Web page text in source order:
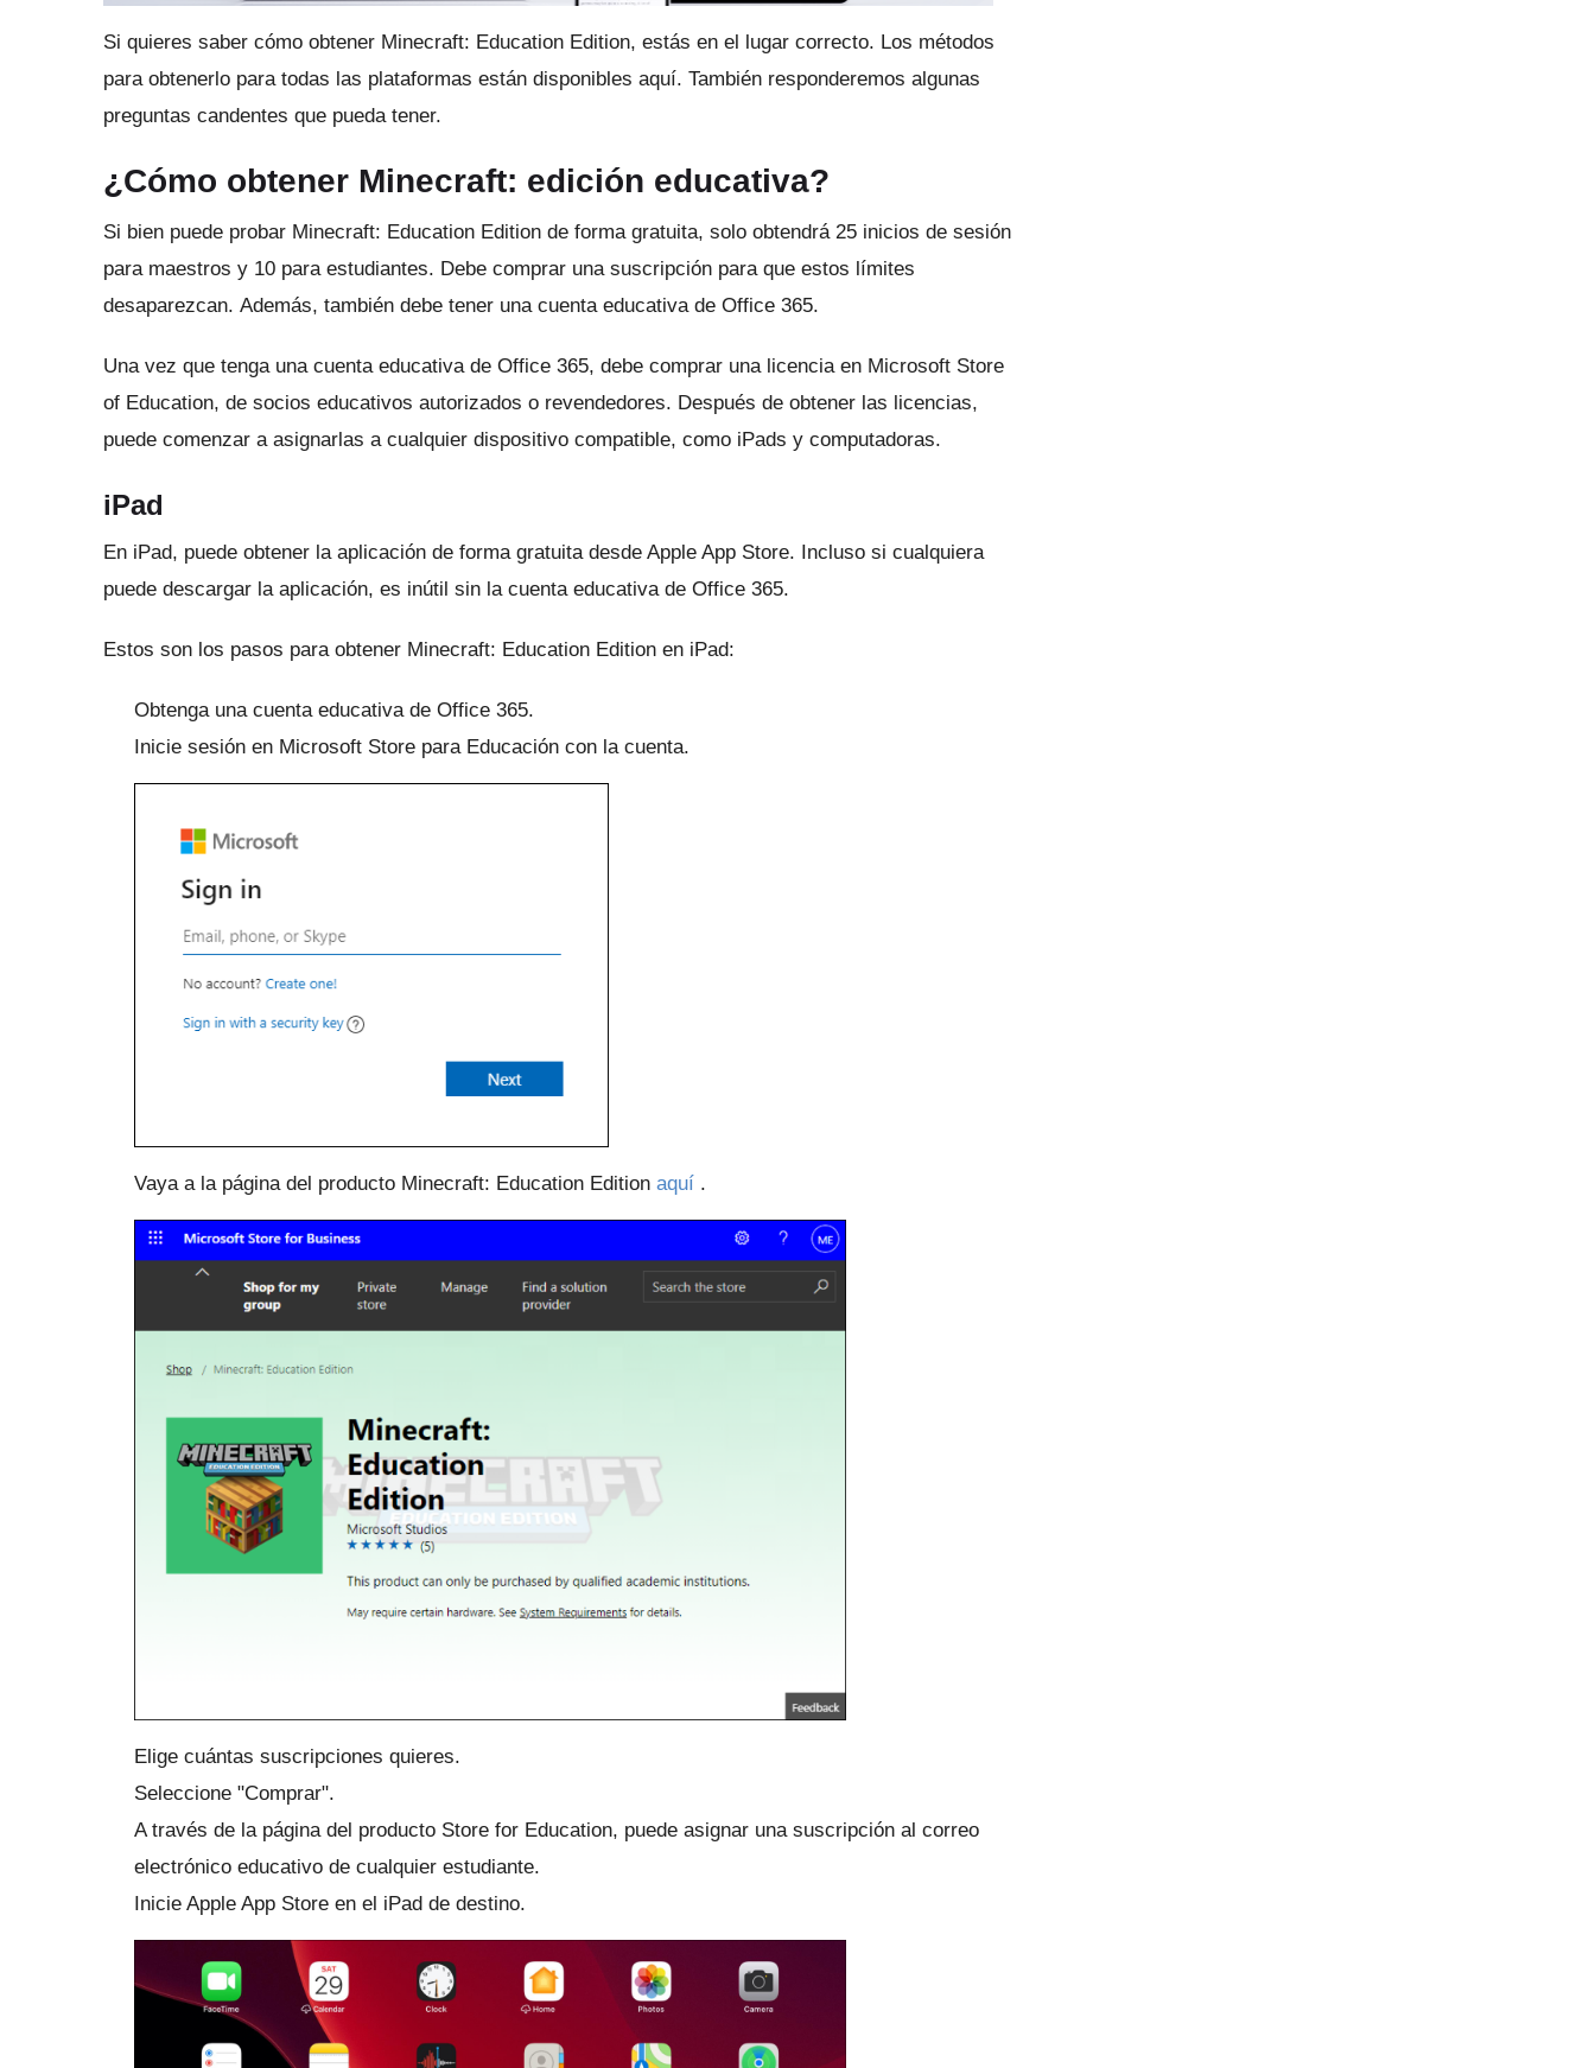
Si quieres saber cómo obtener Minecraft: Education Edition, estás en el lugar correcto. Los métodos
para obtenerlo para todas las plataformas están disponibles aquí. También responderemos algunas
preguntas candentes que pueda tener.
¿Cómo obtener Minecraft: edición educativa?
Si bien puede probar Minecraft: Education Edition de forma gratuita, solo obtendrá 25 inicios de sesión
para maestros y 10 para estudiantes. Debe comprar una suscripción para que estos límites
desaparezcan. Además, también debe tener una cuenta educativa de Office 365.
Una vez que tenga una cuenta educativa de Office 365, debe comprar una licencia en Microsoft Store
of Education, de socios educativos autorizados o revendedores. Después de obtener las licencias,
puede comenzar a asignarlas a cualquier dispositivo compatible, como iPads y computadoras.
iPad
En iPad, puede obtener la aplicación de forma gratuita desde Apple App Store.
Incluso si cualquiera
puede descargar la aplicación, es inútil sin la cuenta educativa de Office 365.
Estos son los pasos para obtener Minecraft: Education Edition en iPad:
Obtenga una cuenta educativa de Office 365.
Inicie sesión en Microsoft Store para Educación con la cuenta.
Vaya a la página del producto Minecraft: Education Edition aquí .
Elige cuántas suscripciones quieres.
Seleccione "Comprar".
A través de la página del producto Store for Education, puede asignar una suscripción al correo
electrónico educativo de cualquier estudiante.
Inicie Apple App Store en el iPad de destino.